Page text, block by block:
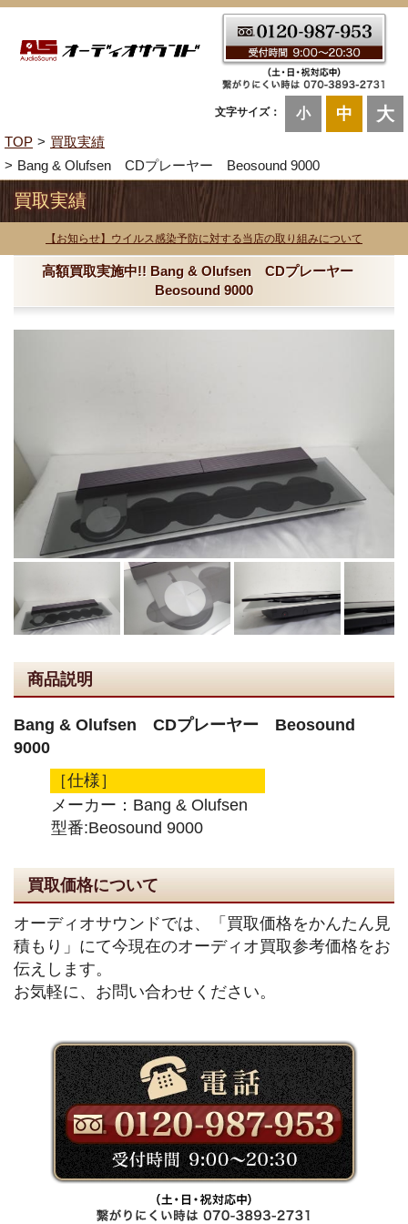
文字サイズ： 小 中 大
TOP
買取実績
Bang & Olufsen CDプレーヤー Beosound 9000
買取実績
【お知らせ】ウイルス感染予防に対する当店の取り組みについて
高額買取実施中!! Bang & Olufsen CDプレーヤー
Beosound 9000
商品説明
Bang & Olufsen CDプレーヤー Beosound
9000
［仕様］
メーカー：Bang & Olufsen
型番:Beosound 9000
買取価格について
オーディオサウンドでは、「買取価格をかんたん見
積もり」にて今現在のオーディオ買取参考価格をお
伝えします。
お気軽に、お問い合わせください。